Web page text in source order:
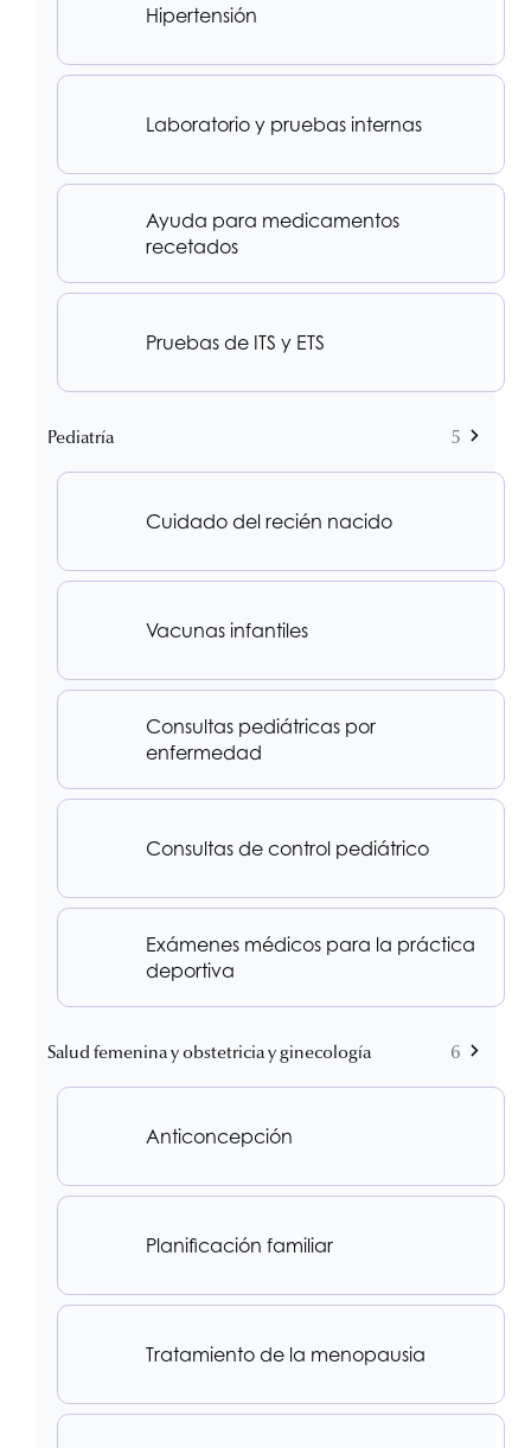
Hipertensión
Laboratorio y pruebas internas
Ayuda para medicamentos
recetados
Pruebas de ITS y ETS
Pediatría 5
Cuidado del recién nacido
Vacunas infantiles
Consultas pediátricas por
enfermedad
Consultas de control pediátrico
Exámenes médicos para la práctica
deportiva
Salud femenina y obstetricia y ginecología 6
Anticoncepción
Planificación familiar
Tratamiento de la menopausia